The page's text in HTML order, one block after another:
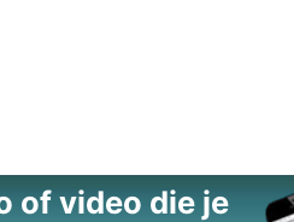
of video die je